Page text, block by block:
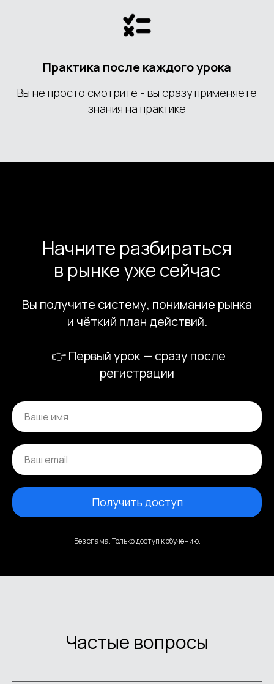
Практика после каждого урока
Вы не просто смотрите - вы сразу применяете
знания на практике
Начните разбираться
в рынке уже сейчас
Вы получите систему, понимание рынка
и чёткий план действий.
👉 Первый урок — сразу после
регистрации
Получить доступ
Без спама. Только доступ к обучению.
Частые вопросы